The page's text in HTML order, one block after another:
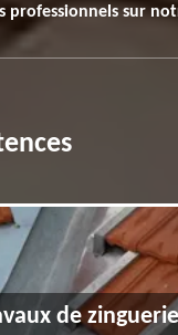
professionnels sur
de